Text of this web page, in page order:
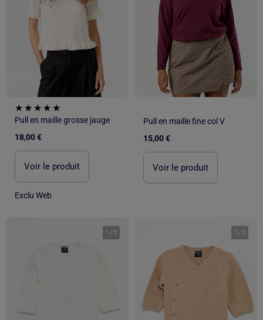
Pull en maille grosse jauge
18,00 €
Voir le produit
Exclu Web
Pull en maille fine col V
15,00 €
Voir le produit
1 / 3 1 / 3